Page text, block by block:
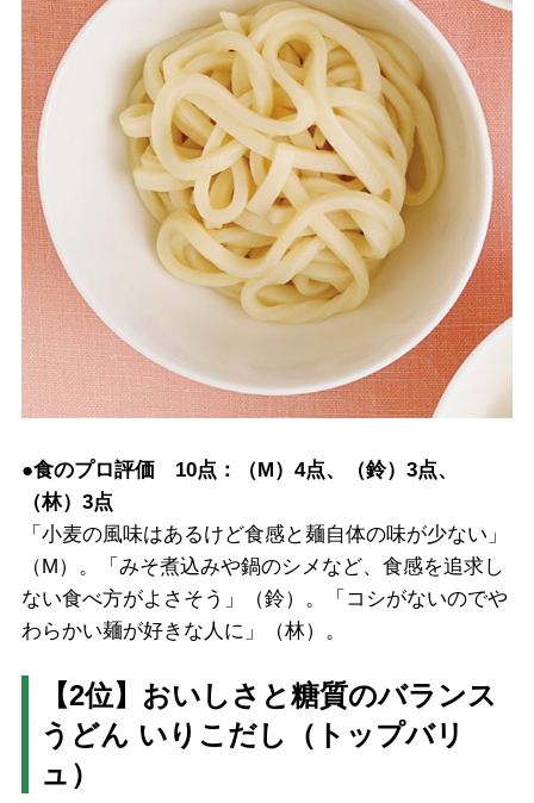
●食のプロ評価 10点：（M）4点、（鈴）3点、
（林）3点
「小麦の風味はあるけど食感と麺自体の味が少ない」
（M）。「みそ煮込みや鍋のシメなど、食感を追求し
ない食べ方がよさそう」（鈴）。「コシがないのでや
わらかい麺が好きな人に」（林）。
【2位】おいしさと糖質のバランス
うどん いりこだし（トップバリ
ュ）